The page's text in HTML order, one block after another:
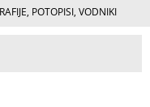
POTOPISI, VODNIKI